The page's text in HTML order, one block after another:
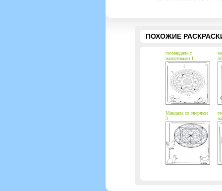
ПОХОЖИЕ
геомандала с
животными 1
Мандала со зверями
3